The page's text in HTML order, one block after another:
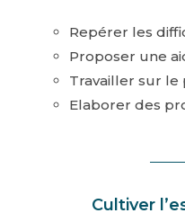
Repérer les
Proposer une
Travailler sur le
Elaborer des
Cultiver